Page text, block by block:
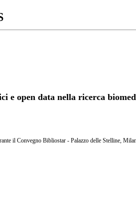
e open data nella ricerca
il Convegno Bibliostar - Palazzo delle Stelline,